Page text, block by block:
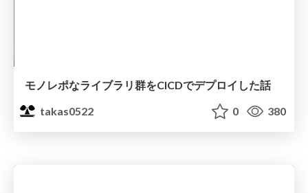
モノレポなライブラリ群をCICDでデプロイした話
takas0522
0 380